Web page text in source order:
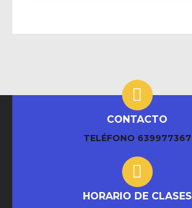
CONTACTO
TELÉFONO 639977367
HORARIO DE CLASES